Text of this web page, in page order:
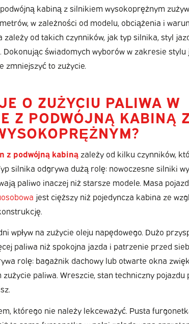
kabiną z silnikiem wysokoprężnym
w zależności od modelu, obciążenia i
zależy od takich czynników, jak typ silnika, styl
Dokonując świadomych wyborów w zakresie
zmniejszyć to zużycie.
O ZUŻYCIU PALIWA W
Z PODWÓJNĄ KABINĄ Z
z podwójną kabiną zależy od kilku czynników,
silnika odgrywa dużą rolę: nowoczesne silniki
paliwo inaczej niż starsze modele. Masa
jest cięższy niż pojedyncza kabina ze
wpływ na zużycie oleju napędowego. Dużo
paliwa niż spokojna jazda i patrzenie przed
rolę: bagażnik dachowy lub otwarte okna
paliwa. Wreszcie, stan techniczny
którego nie należy lekceważyć. Pusta